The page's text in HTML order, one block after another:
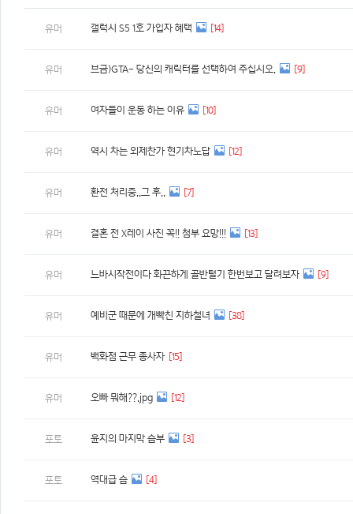
유머 갤럭시 S5 1호 가입자 혜택 [14]
유머 브금)GTA- 당신의 캐릭터를 선택하여 주십시오. [9]
유머 여자들이 운동 하는 이유 [10]
유머 역시 차는 외제찬가 현기차노답 [12]
유머 환전 처리중..그 후.. [7]
유머 결혼 전 X레이 사진 꼭!! 첨부 요망!!! [13]
유머 느바시작전이다 화끈하게 골반털기 한번보고 달려보자 [9]
유머 예비군 때문에 개빡친 지하철녀 [38]
유머 백화점 근무 종사자 [15]
유머 오빠 뭐해??.jpg [12]
포토 윤지의 마지막 슴부 [3]
포토 역대급 슴 [4]